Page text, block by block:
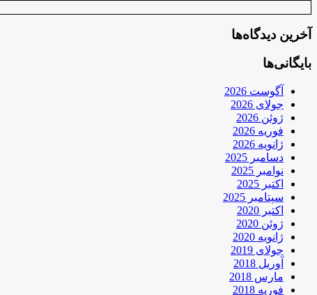
آخرین دیدگاه‌ها
بایگانی‌ها
آگوست 2026
جولای 2026
ژوئن 2026
فوریه 2026
ژانویه 2026
دسامبر 2025
نوامبر 2025
اکتبر 2025
سپتامبر 2025
اکتبر 2020
ژوئن 2020
ژانویه 2020
جولای 2019
آوریل 2018
مارس 2018
فوریه 2018